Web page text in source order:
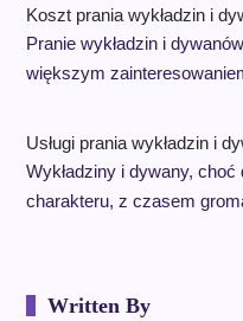
Koszt prania wykładzin i
Pranie wykładzin i
większym
Usługi prania wykładzin i
Wykładziny i dywany,
charakteru, z czasem
Written By